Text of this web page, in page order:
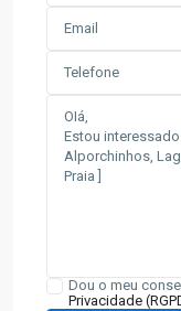
Dou o meu
Privacidade